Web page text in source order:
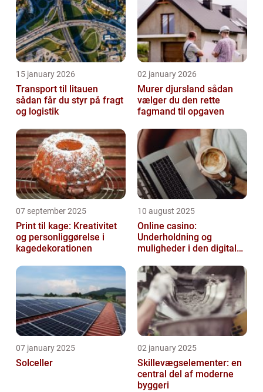
15 january 2026
Transport til litauen
sådan får du styr på fragt
og logistik
02 january 2026
Murer djursland sådan
vælger du den rette
fagmand til opgaven
07 september 2025
Print til kage: Kreativitet
og personliggørelse i
kagedekorationen
10 august 2025
Online casino:
Underholdning og
muligheder i den digitale
07 january 2025
Solceller
02 january 2025
Skillevægselementer: en
central del af moderne
byggeri